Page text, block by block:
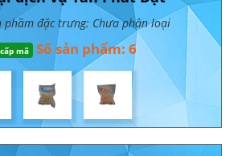
phầm đặc trưng: Chưa phân loại
mã Số sản phẩm: 6